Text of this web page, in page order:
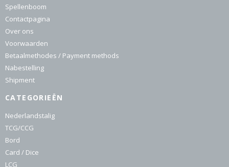
Spellenboom
Contactpagina
Over ons
Voorwaarden
Betaalmethodes / Payment methods
Nabestelling
Shipment
CATEGORIEËN
Nederlandstalig
TCG/CCG
Bord
Card / Dice
LCG